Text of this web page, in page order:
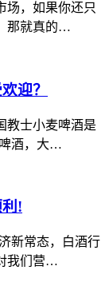
场，如果你还只
那就真的…
迎？
教士小麦啤酒是
酒，大…
!
新常态，白酒行
我们营…